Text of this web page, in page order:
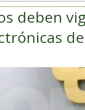
deben